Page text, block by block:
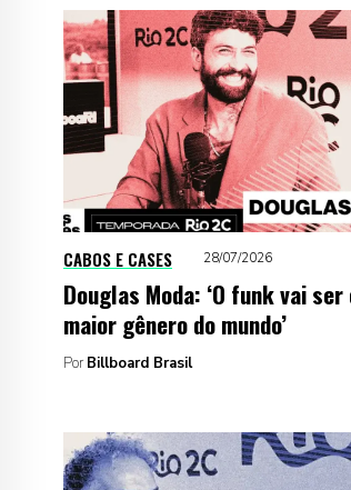
CABOS E CASES 28/07/2026
Douglas Moda: ‘O funk vai ser
maior gênero do mundo’
Por Billboard Brasil